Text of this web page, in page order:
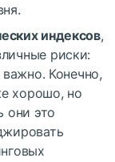
индексов,
риски:
Конечно,
хорошо, но
они это